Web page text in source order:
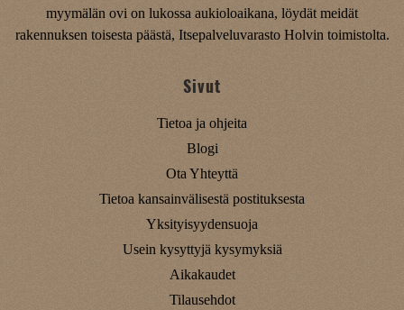
myymälän ovi on lukossa aukioloaikana, löydät meidät
rakennuksen toisesta päästä, Itsepalveluvarasto Holvin toimistolta.
Sivut
Tietoa ja ohjeita
Blogi
Ota Yhteyttä
Tietoa kansainvälisestä postituksesta
Yksityisyydensuoja
Usein kysyttyjä kysymyksiä
Aikakaudet
Tilausehdot